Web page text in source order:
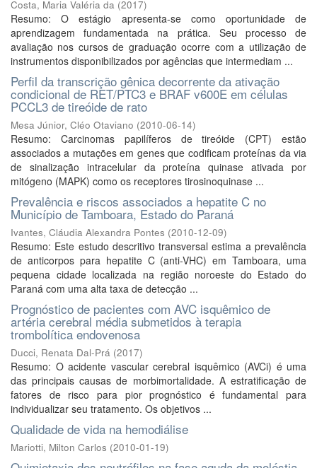
Costa, Maria Valéria da (2017)
Resumo: O estágio apresenta-se como oportunidade de
aprendizagem fundamentada na prática. Seu processo de
avaliação nos cursos de graduação ocorre com a utilização de
instrumentos disponibilizados por agências que intermediam ...
Perfil da transcrição gênica decorrente da ativação
condicional de RET/PTC3 e BRAF v600E em células
PCCL3 de tireóide de rato
Mesa Júnior, Cléo Otaviano (2010-06-14)
Resumo: Carcinomas papilíferos de tireóide (CPT) estão
associados a mutações em genes que codificam proteínas da via
de sinalização intracelular da proteína quinase ativada por
mitógeno (MAPK) como os receptores tirosinoquinase ...
Prevalência e riscos associados a hepatite C no
Município de Tamboara, Estado do Paraná
Ivantes, Cláudia Alexandra Pontes (2010-12-09)
Resumo: Este estudo descritivo transversal estima a prevalência
de anticorpos para hepatite C (anti-VHC) em Tamboara, uma
pequena cidade localizada na região noroeste do Estado do
Paraná com uma alta taxa de detecção ...
Prognóstico de pacientes com AVC isquêmico de
artéria cerebral média submetidos à terapia
trombolítica endovenosa
Ducci, Renata Dal-Prá (2017)
Resumo: O acidente vascular cerebral isquêmico (AVCi) é uma
das principais causas de morbimortalidade. A estratificação de
fatores de risco para pior prognóstico é fundamental para
individualizar seu tratamento. Os objetivos ...
Qualidade de vida na hemodiálise
Mariotti, Milton Carlos (2010-01-19)